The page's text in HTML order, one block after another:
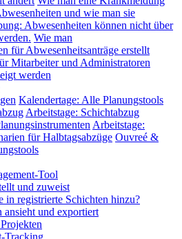
und wie man sie
Abwesenheiten können nicht über
Wie man
für Abwesenheitsanträge erstellt
Mitarbeiter und Administratoren
werden
Kalendertage: Alle Planungstools
Arbeitstage: Schichtabzug
Arbeitstage:
für Halbtagsabzüge Ouvreé &
Tool
und zuweist
in registrierte Schichten hinzu?
ansieht und exportiert
Tracking